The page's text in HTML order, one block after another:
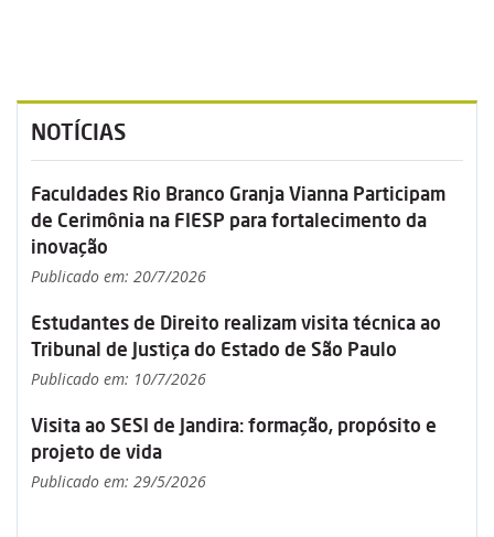
NOTÍCIAS
Faculdades Rio Branco Granja Vianna Participam
de Cerimônia na FIESP para fortalecimento da
inovação
Publicado em: 20/7/2026
Estudantes de Direito realizam visita técnica ao
Tribunal de Justiça do Estado de São Paulo
Publicado em: 10/7/2026
Visita ao SESI de Jandira: formação, propósito e
projeto de vida
Publicado em: 29/5/2026